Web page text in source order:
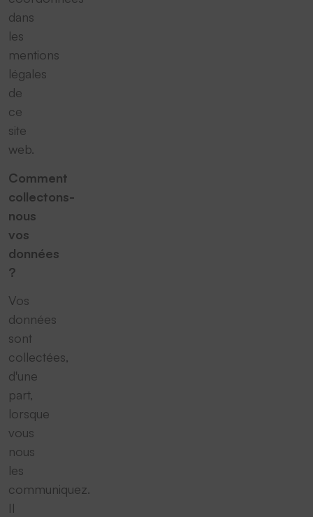
dans
les
mentions
légales
de
ce
site
web.
Comment
collectons-
nous
vos
données
?
Vos
données
sont
collectées,
d'une
part,
lorsque
vous
nous
les
communiquez.
Il